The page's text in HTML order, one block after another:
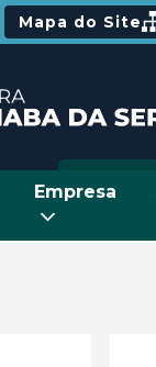
Mapa do Site
Empresa